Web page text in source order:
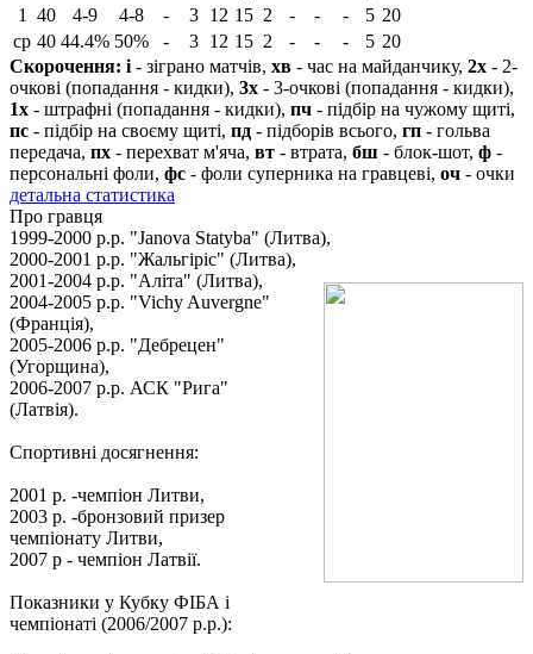
1
40 4-9 4-8 - 3 12 15 2 - - - 5 20
ср 40 44.4% 50% - 3 12 15 2 - - - 5 20
Скорочення: і - зіграно матчів, хв - час на майданчику, 2х - 2-
очкові (попадання - кидки), 3х - 3-очкові (попадання - кидки),
1х - штрафні (попадання - кидки), пч - підбір на чужому щиті,
пс - підбір на своєму щиті, пд - підборів всього, гп - гольва
передача, пх - перехват м'яча, вт - втрата, бш - блок-шот, ф -
персональні фоли, фс - фоли суперника на гравцеві, оч - очки
детальна статистика
Про гравця
1999-2000 р.р. "Janova Statyba" (Литва),
2000-2001 р.р. "Жальгіріс" (Литва),
2001-2004 р.р. "Аліта" (Литва),
2004-2005 р.р. "Vichy Auvergne"
(Франція),
2005-2006 р.р. "Дебрецен"
(Угорщина),
2006-2007 р.р. АСК "Рига"
(Латвія).
Спортивні досягнення:
2001 р. -чемпіон Литви,
2003 р. -бронзовий призер
чемпіонату Литви,
2007 р - чемпіон Латвії.
Показники у Кубку ФІБА і
чемпіонаті (2006/2007 р.р.):